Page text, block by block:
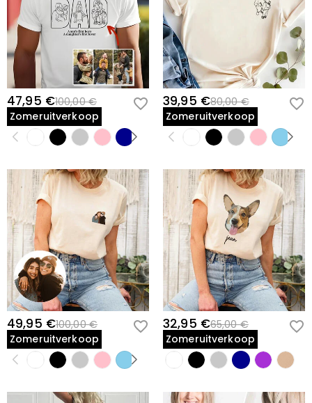
47,95 €100,00 €
Zomeruitverkoop
39,95 €80,00 €
Zomeruitverkoop
49,95 €100,00 €
Zomeruitverkoop
32,95 €65,00 €
Zomeruitverkoop